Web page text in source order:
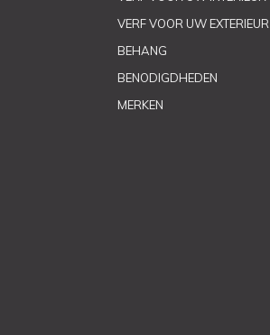
VERF VOOR UW EXTERIEUR
BEHANG
BENODIGDHEDEN
MERKEN